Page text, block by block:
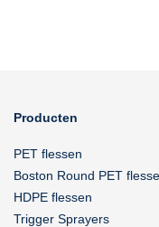
Producten
PET flessen
Boston Round PET
HDPE flessen
Trigger Sprayers